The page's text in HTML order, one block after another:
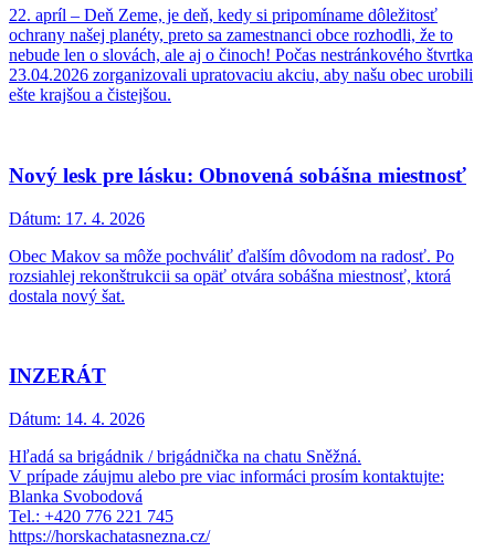
22. apríl – Deň Zeme, je deň, kedy si pripomíname dôležitosť
ochrany našej planéty, preto sa zamestnanci obce rozhodli, že to
nebude len o slovách, ale aj o činoch! Počas nestránkového štvrtka
23.04.2026 zorganizovali upratovaciu akciu, aby našu obec urobili
ešte krajšou a čistejšou.
Nový lesk pre lásku: Obnovená sobášna miestnosť
Dátum: 17. 4. 2026
Obec Makov sa môže pochváliť ďalším dôvodom na radosť. Po
rozsiahlej rekonštrukcii sa opäť otvára sobášna miestnosť, ktorá
dostala nový šat.
INZERÁT
Dátum: 14. 4. 2026
Hľadá sa brigádnik / brigádnička na chatu Sněžná.
V prípade záujmu alebo pre viac informáci prosím kontaktujte:
Blanka Svobodová
Tel.: +420 776 221 745
https://horskachatasnezna.cz/